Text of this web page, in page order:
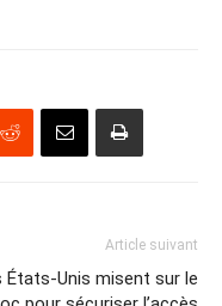
Article suivant
États-Unis misent sur le